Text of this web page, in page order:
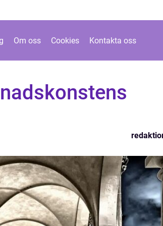
Om oss Cookies Kontakta oss